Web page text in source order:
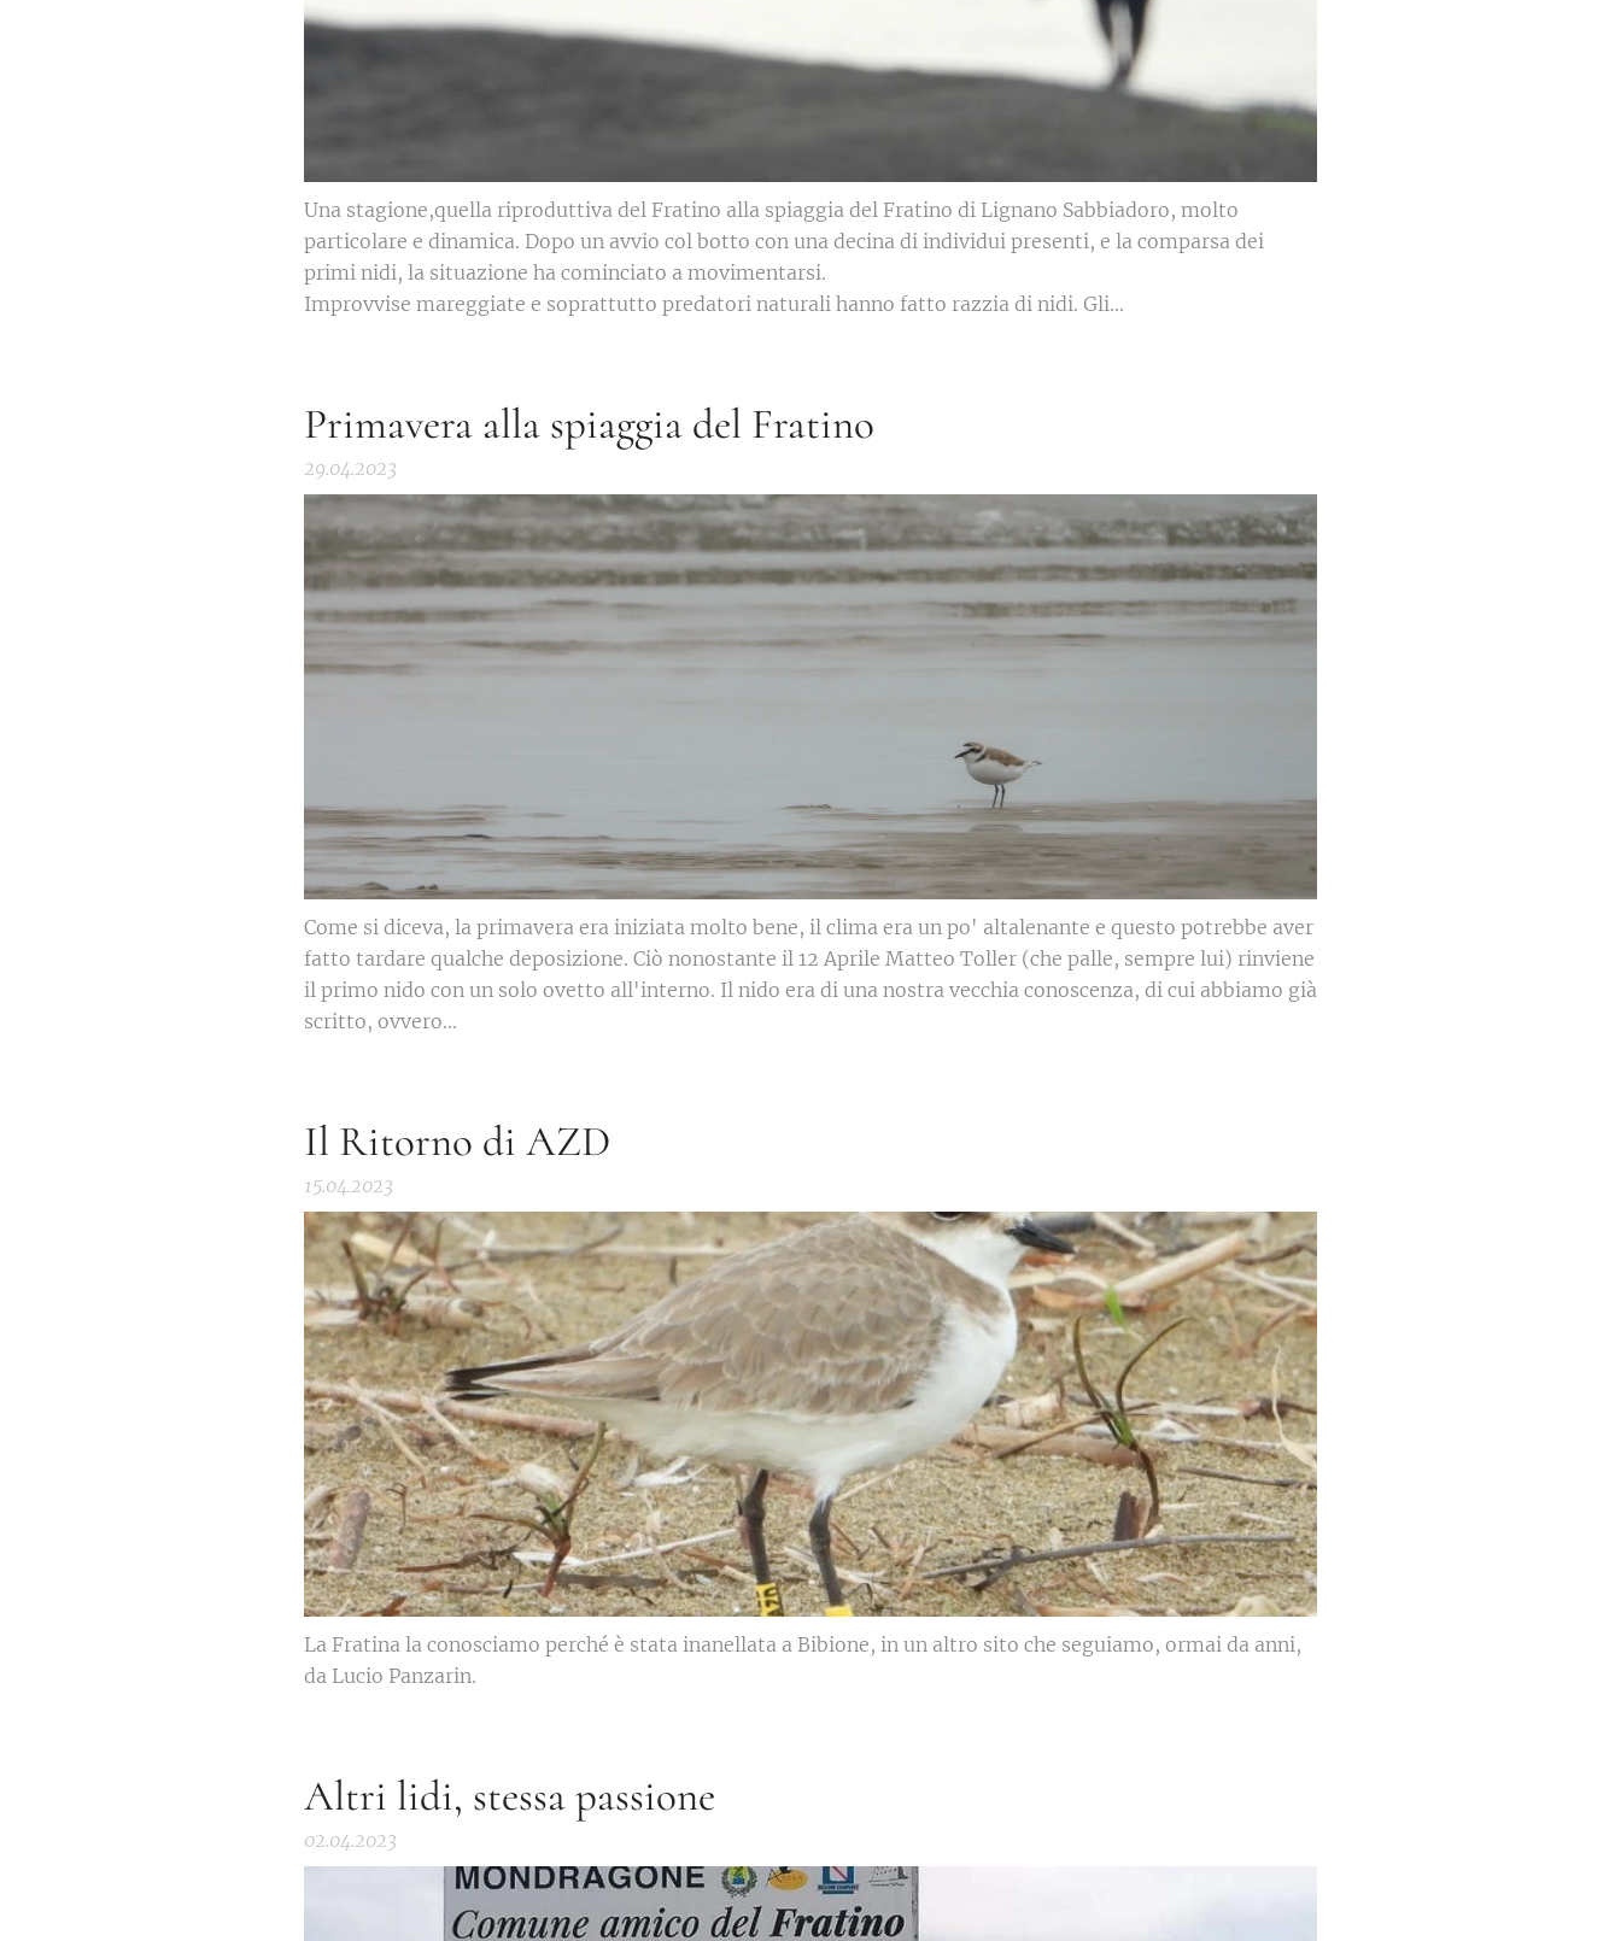
Una stagione,quella riproduttiva del Fratino alla spiaggia del Fratino di Lignano Sabbiadoro, molto
particolare e dinamica. Dopo un avvio col botto con una decina di individui presenti, e la comparsa dei
primi nidi, la situazione ha cominciato a movimentarsi.
Improvvise mareggiate e soprattutto predatori naturali hanno fatto razzia di nidi. Gli...
Primavera alla spiaggia del Fratino
29.04.2023
Come si diceva, la primavera era iniziata molto bene, il clima era un po' altalenante e questo potrebbe aver
fatto tardare qualche deposizione. Ciò nonostante il 12 Aprile Matteo Toller (che palle, sempre lui) rinviene
il primo nido con un solo ovetto all'interno. Il nido era di una nostra vecchia conoscenza, di cui abbiamo già
scritto, ovvero...
Il Ritorno di AZD
15.04.2023
La Fratina la conosciamo perché è stata inanellata a Bibione, in un altro sito che seguiamo, ormai da anni,
da Lucio Panzarin.
Altri lidi, stessa passione
02.04.2023